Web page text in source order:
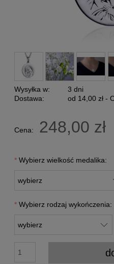
Wysyłka w:
3 dni
Dostawa:
od 14,00 zł -
Cena nie zawiera
Cena: 248,00 zł
* Wybierz wielkość medalika:
* Wybierz rodzaj wykończenia: